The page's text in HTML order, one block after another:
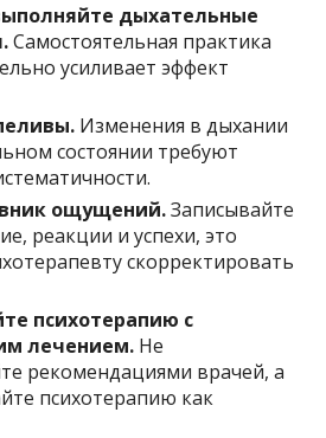
дыхательные
Самостоятельная практика
усиливает эффект
Изменения в дыхании
состоянии требуют
ощущений.Записывайте
реакции и успехи, это
скорректировать
психотерапию с
лечением. Не
рекомендациями врачей, а
психотерапию как